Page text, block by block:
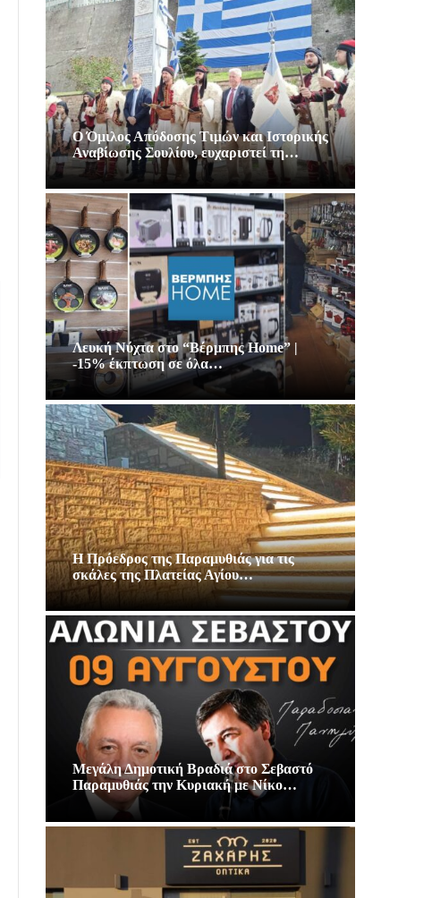
Ο Όμιλος Απόδοσης Τιμών και Ιστορικής
Αναβίωσης Σουλίου, ευχαριστεί τη…
Λευκή Νύχτα στο “Βέρμπης Home” |
-15% έκπτωση σε όλα…
Η Πρόεδρος της Παραμυθιάς για τις
σκάλες της Πλατείας Αγίου…
Μεγάλη Δημοτική Βραδιά στο Σεβαστό
Παραμυθιάς την Κυριακή με Νίκο…